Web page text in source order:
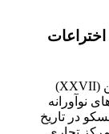
از شما دعوت می کنیم در بیست و هفتمین (XXVII)
نوآورانه
در تاریخ